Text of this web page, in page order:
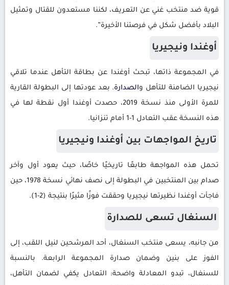
قوية ضد منتخب غني عن التعريف، لكننا مستعدون للقتال وتمثيل
البلاد بأفضل شكل في فرصتنا الأخيرة”.
أوغندا ونيجيريا
في المجموعة ذاتها، تبحث أوغندا عن بطاقة التأهل عندما تلاقي
نيجيريا الضامنة للتأهل والصدارة. بعد عودتها إلى البطولة القارية
للمرة الأولى منذ نسخة 2019، حصدت أوغندا أول نقطة لها في
هذه النسخة عقب التعادل 1-1 أمام تنزانيا.
تاريخ المواجهات بين أوغندا ونيجيريا
تحمل هذه المواجهة طابعًا تاريخيًا خاصًا، حيث يعود أول وآخر
صدام بين المنتخبين في البطولة إلى نصف نهائي نسخة 1978، حين
فاجأت أوغندا نظيرتها نيجيريا وحققت فوزًا مثيرًا بنتيجة (2-1).
السنغال تسعى للصدارة
من جانبه، يسعى منتخب السنغال، أحد المرشحين لنيل اللقب، إلى
الفوز على بنين وضمان صدارة المجموعة الرابعة. بالنسبة
للسنغال، تبدو المعادلة واضحة: التعادل يكفي لضمان التأهل،